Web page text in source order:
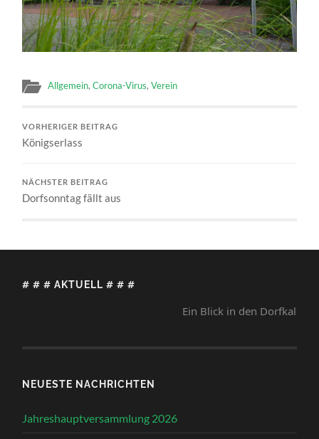
Allgemein,Corona-Virus,Verein
VORHERIGER BEITRAG
Königserlass
NÄCHSTER BEITRAG
Dorfsonntag fällt aus
# # # AKTUELL # # #
Ein Blick in den Dorfkalender
NEUESTE NACHRICHTEN
Jahreshauptversammlung 2026